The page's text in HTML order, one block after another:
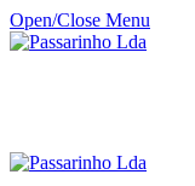
Open/Close Menu